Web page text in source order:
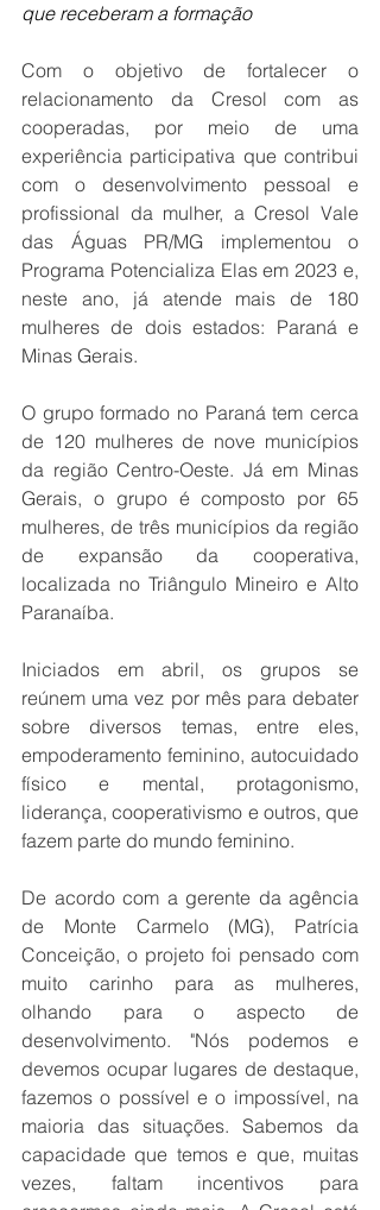
que receberam a formação
Com o objetivo de fortalecer o
relacionamento da Cresol com as
cooperadas, por meio de uma
experiência participativa que contribui
com o desenvolvimento pessoal e
profissional da mulher, a Cresol Vale
das Águas PR/MG implementou o
Programa Potencializa Elas em 2023 e,
neste ano, já atende mais de 180
mulheres de dois estados: Paraná e
Minas Gerais.
O grupo formado no Paraná tem cerca
de 120 mulheres de nove municípios
da região Centro-Oeste. Já em Minas
Gerais, o grupo é composto por 65
mulheres, de três municípios da região
de expansão da cooperativa,
localizada no Triângulo Mineiro e Alto
Paranaíba.
Iniciados em abril, os grupos se
reúnem uma vez por mês para debater
sobre diversos temas, entre eles,
empoderamento feminino, autocuidado
físico e mental, protagonismo,
liderança, cooperativismo e outros, que
fazem parte do mundo feminino.
De acordo com a gerente da agência
de Monte Carmelo (MG), Patrícia
Conceição, o projeto foi pensado com
muito carinho para as mulheres,
olhando para o aspecto de
desenvolvimento. "Nós podemos e
devemos ocupar lugares de destaque,
fazemos o possível e o impossível, na
maioria das situações. Sabemos da
capacidade que temos e que, muitas
vezes, faltam incentivos para